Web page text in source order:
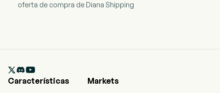
oferta de compra de Diana Shipping

Características
Markets